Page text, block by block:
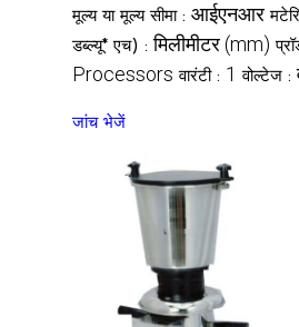
मूल्य या मूल्य सीमा : आईएनआर
डब्ल्यू* एच) : मिलीमीटर (mm)
Processors वारंटी : 1 वोल्टेज :
जांच भेजें